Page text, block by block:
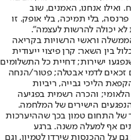
ואילו אנחנו, האמנים, שוב
בלי תמיכה, בלי אופק. זו
יכולה להרשות לעצמה".
וראשי הרשויות בקריאה
בין השאר: קרן פיצוי ייעודית
ישירות; דחיית כל התשלומים
זכאים לדמי אבטלה; פטור/הנחה
הליכי גבייה, ריביות
והכרה רשמית בפגיעה
הישירים של המלחמה.
של התחום טמון בכך שההיערכות
אף למעלה משנה. ברגע
על ההכנסות שירדו לטמיון, וגם